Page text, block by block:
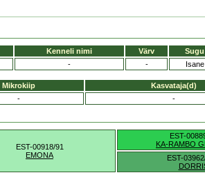
Kenneli nimi Värv Sugu
- - Isane
Mikrokiip
Kasvataja(d)
- -
EST-00918/91
EMONA
EST-
KA-RAMBO
EST-